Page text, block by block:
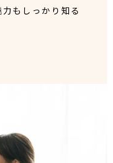
もしっかり知る